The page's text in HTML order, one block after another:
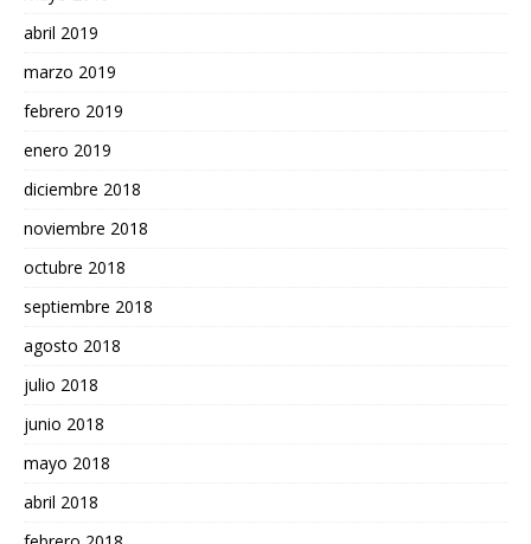
abril 2019
marzo 2019
febrero 2019
enero 2019
diciembre 2018
noviembre 2018
octubre 2018
septiembre 2018
agosto 2018
julio 2018
junio 2018
mayo 2018
abril 2018